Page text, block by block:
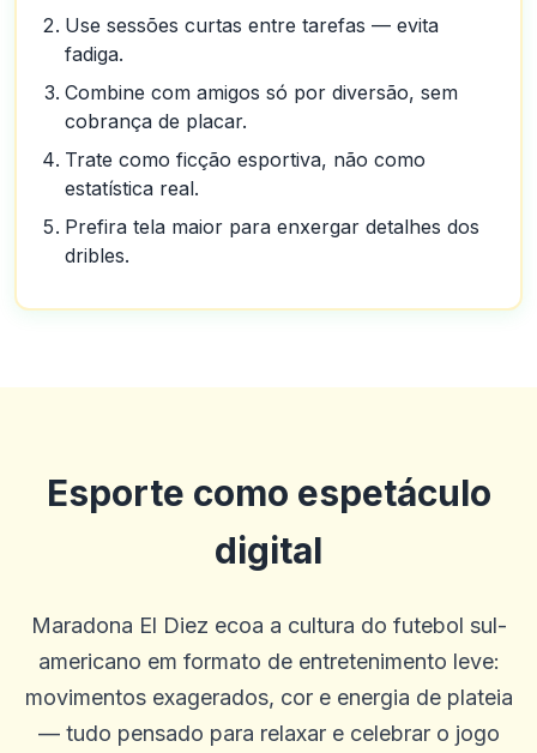
Use sessões curtas entre tarefas — evita
fadiga.
Combine com amigos só por diversão, sem
cobrança de placar.
Trate como ficção esportiva, não como
estatística real.
Prefira tela maior para enxergar detalhes dos
dribles.
Esporte como espetáculo
digital
Maradona El Diez ecoa a cultura do futebol sul-
americano em formato de entretenimento leve:
movimentos exagerados, cor e energia de plateia
— tudo pensado para relaxar e celebrar o jogo
Betus. Tem sido um livro de esportes muito bom e tem bons jogos
de cassino.
uauoooo!!!
M
Mikey Smooth Loe
2025-10-03 11:10:45
É incrível, ganhe muito dinheiro